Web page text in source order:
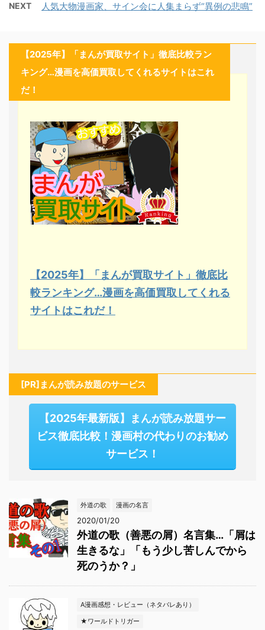
NEXT 人気大物漫画家、サイン会に人集まらず“異例の悲鳴”
【2025年】「まんが買取サイト」徹底比較ラン
キング…漫画を高価買取してくれるサイトはこれ
だ！
【2025年】「まんが買取サイト」徹底比
較ランキング…漫画を高価買取してくれる
サイトはこれだ！
[PR]まんが読み放題のサービス
【2025年最新版】まんが読み放題サー
ビス徹底比較！漫画村の代わりのお勧め
サービス！
外道の歌 漫画の名言
2020/01/20
外道の歌（善悪の屑）名言集…「屑は
生きるな」「もう少し苦しんでから
死のうか？」
A漫画感想・レビュー（ネタバレあり）
★ワールドトリガー